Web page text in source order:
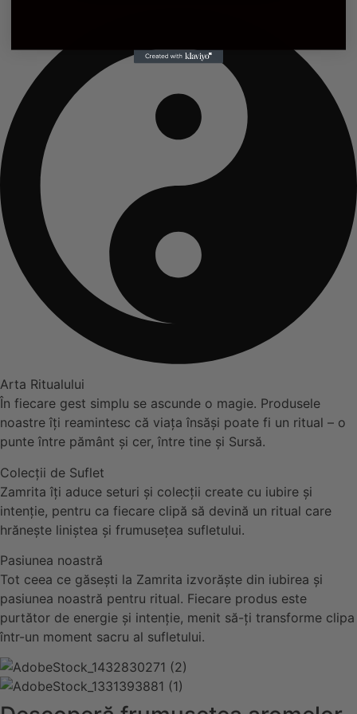
Arta Ritualului
În fiecare gest simplu se ascunde o magie. Produsele
noastre îți reamintesc că viața însăși poate fi un ritual – o
punte între pământ și cer, între tine și Sursă.
Colecții de Suflet
Zamrita îți aduce seturi și colecții create cu iubire și
intenție, pentru ca fiecare clipă să devină un ritual care
hrănește liniștea și frumusețea sufletului.
Pasiunea noastră
Tot ceea ce găsești la Zamrita izvorăște din iubirea și
pasiunea noastră pentru ritual. Fiecare produs este
purtător de energie și intenție, menit să-ți transforme clipa
într-un moment sacru al sufletului.